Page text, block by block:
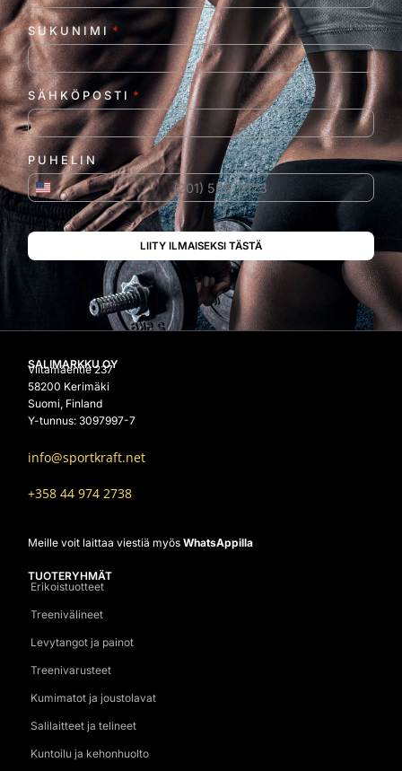
SUKUNIMI *
SÄHKÖPOSTI *
PUHELIN
Yhdysvallat +1
SALIMARKKU OY
Viitamäentie 237
58200 Kerimäki
Suomi, Finland
Y-tunnus: 3097997-7
info@sportkraft.net
+358 44 974 2738
Meille voit laittaa viestiä myös WhatsAppilla
TUOTERYHMÄT
Erikoistuotteet
Treenivälineet
Levytangot ja painot
Treenivarusteet
Kumimatot ja joustolavat
Salilaitteet ja telineet
Kuntoilu ja kehonhuolto